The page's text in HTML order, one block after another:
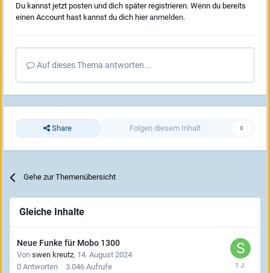
Du kannst jetzt posten und dich später registrieren. Wenn du bereits
einen Account hast kannst du dich hieranmelden.
Auf dieses Thema antworten...
Share Folgen diesem Inhalt 0
Gehe zur Themenübersicht
Gleiche Inhalte
Neue Funke für Mobo 1300
Von swen kreutz, 14. August 2024
0 Antworten 3.046 Aufrufe